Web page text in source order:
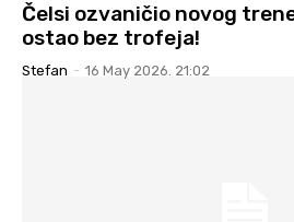
Čelsi ozvaničio novog
ostao bez trofeja!
Stefan - 16 May 2026. 21:02